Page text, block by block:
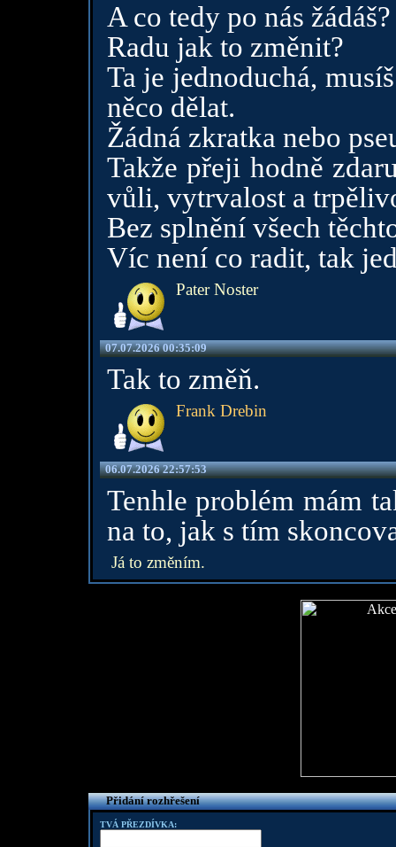
A co tedy po nás žádáš?
Radu jak to změnit?
Ta je jednoduchá,
něco dělat.
Žádná zkratka nebo
Takže přeji hodně
vůli, vytrvalost a
Bez splnění všech
Víc není co radit, tak
Pater Noster
07.07.2026 00:35:09
Tak to změň.
Frank Drebin
06.07.2026 22:57:53
Tenhle problém mám
na to, jak s tím
Já to změním.
Přidání rozhřešení
TVÁ PŘEZDÍVKA: